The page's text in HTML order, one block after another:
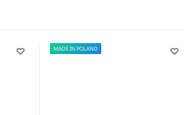
MADE IN POLAND